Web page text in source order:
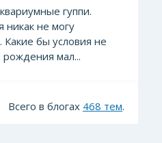
гуппи.
никак не могу
Какие бы условия не
мал...
Всего в блогах 468 тем.